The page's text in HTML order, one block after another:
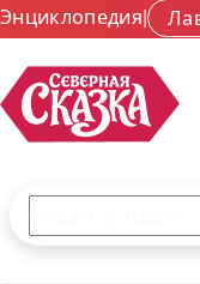
Энциклопедия|